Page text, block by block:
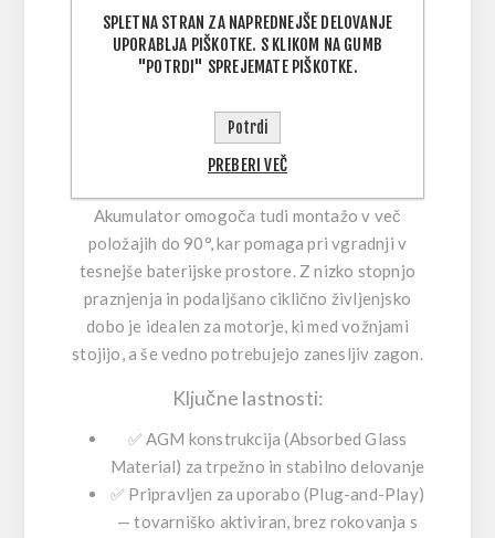
življenjsko dobo. Ker jetovarniško aktiviran
rokovanja s kislino—namestiš in se pelješ.
popolnoma zatesnjena, proti
zasnova pomenita varnejšo in čistejšo
Akumulator omogoča tudi montažo v več
položajih do 90°, kar pomaga pri vgradnji v
tesnejše baterijske prostore. Znizko stopnjo
praznjenja in podaljšano ciklično življenjsko
dobo je idealen za motorje, ki med vožnjami
stojijo, a še vedno potrebujejo zanesljiv zagon.
Ključne lastnosti:
✅ AGM konstrukcija (Absorbed Glass
Material) za trpežno in stabilno delovanje
✅ Pripravljen za uporabo (Plug-and-Play)
— tovarniško aktiviran, brez rokovanja s
SPLETNA STRAN ZA NAPREDNEJŠE DELOVANJE
UPORABLJA PIŠKOTKE. S KLIKOM NA GUMB
"POTRDI" SPREJEMATE PIŠKOTKE.
Potrdi
PREBERI VEČ